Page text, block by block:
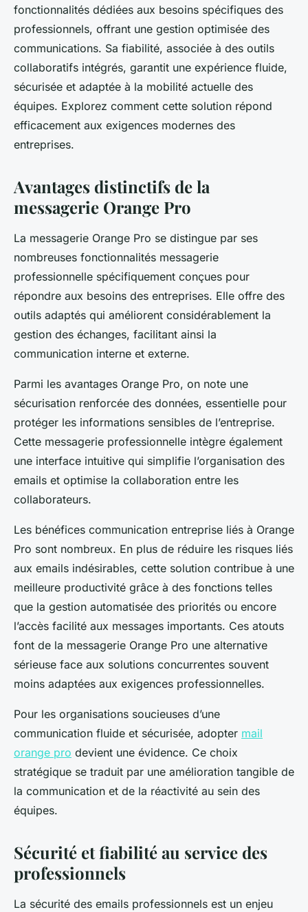
Antonin•9 octobre 2025• 7 min de lecture
fonctionnalités dédiées aux besoins spécifiques des
professionnels, offrant une gestion optimisée des
communications. Sa fiabilité, associée à des outils
collaboratifs intégrés, garantit une expérience fluide,
sécurisée et adaptée à la mobilité actuelle des
équipes. Explorez comment cette solution répond
efficacement aux exigences modernes des
entreprises.
Avantages distinctifs de la
messagerie Orange Pro
La messagerie Orange Pro se distingue par ses
nombreuses fonctionnalités messagerie
professionnelle spécifiquement conçues pour
répondre aux besoins des entreprises. Elle offre des
outils adaptés qui améliorent considérablement la
gestion des échanges, facilitant ainsi la
communication interne et externe.
Parmi les avantages Orange Pro, on note une
sécurisation renforcée des données, essentielle pour
protéger les informations sensibles de l’entreprise.
Cette messagerie professionnelle intègre également
une interface intuitive qui simplifie l’organisation des
emails et optimise la collaboration entre les
collaborateurs.
Les bénéfices communication entreprise liés à Orange
Pro sont nombreux. En plus de réduire les risques liés
aux emails indésirables, cette solution contribue à une
meilleure productivité grâce à des fonctions telles
que la gestion automatisée des priorités ou encore
l’accès facilité aux messages importants. Ces atouts
font de la messagerie Orange Pro une alternative
sérieuse face aux solutions concurrentes souvent
moins adaptées aux exigences professionnelles.
Pour les organisations soucieuses d’une
communication fluide et sécurisée, adopter mail
orange pro devient une évidence. Ce choix
stratégique se traduit par une amélioration tangible de
la communication et de la réactivité au sein des
équipes.
Sécurité et fiabilité au service des
professionnels
La sécurité des emails professionnels est un enjeu